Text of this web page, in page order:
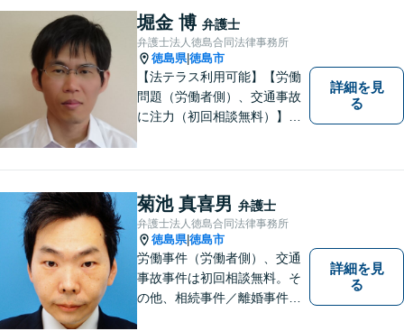
す。
堀金 博 弁護士
弁護士法人徳島合同法律事務所
徳島県|徳島市
【法テラス利用可能】【労働
問題（労働者側）、交通事故
に注力（初回相談無料）】市
貸借/消費者問題/離婚/相続/債
務整理など）を中心に、社会
的事件にも対応いたします。
お気軽にご相談ください。
詳細を見
る
菊池 真喜男 弁護士
弁護士法人徳島合同法律事務所
徳島県|徳島市
労働事件（労働者側）、交通
事故事件は初回相談無料。そ
の他、相続事件／離婚事件／
詳細を見
る